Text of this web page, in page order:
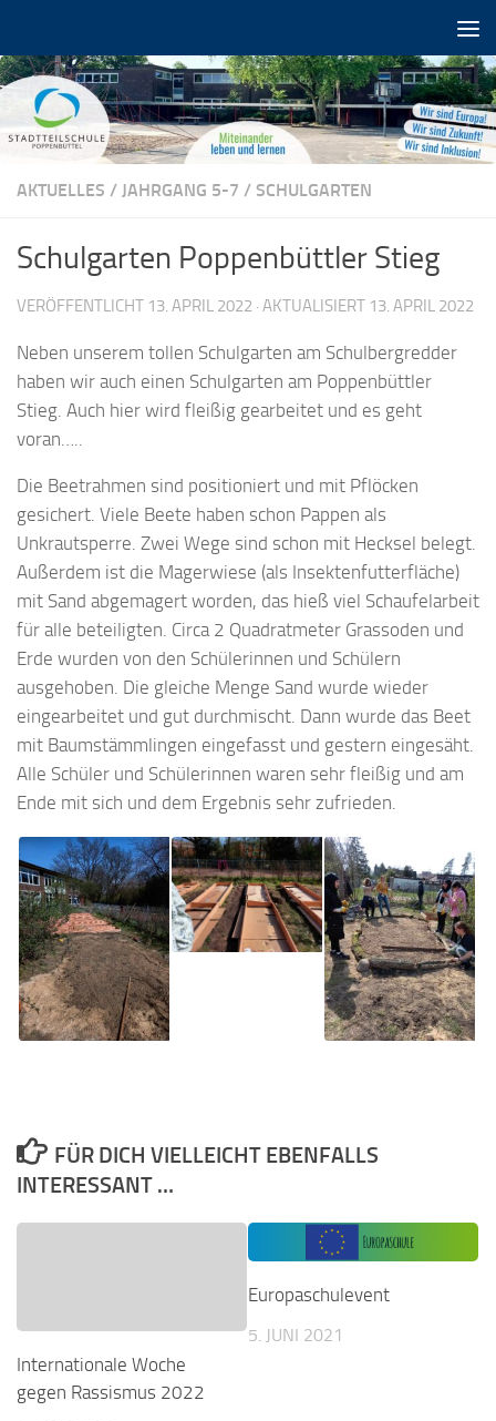
AKTUELLES / JAHRGANG 5-7 / SCHULGARTEN
Schulgarten Poppenbüttler Stieg
VERÖFFENTLICHT 13. APRIL 2022 · AKTUALISIERT 13. APRIL 2022
Neben unserem tollen Schulgarten am Schulbergredder
haben wir auch einen Schulgarten am Poppenbüttler
Stieg. Auch hier wird fleißig gearbeitet und es geht
voran…..
Die Beetrahmen sind positioniert und mit Pflöcken
gesichert. Viele Beete haben schon Pappen als
Unkrautsperre. Zwei Wege sind schon mit Hecksel belegt.
Außerdem ist die Magerwiese (als Insektenfutterfläche)
mit Sand abgemagert worden, das hieß viel Schaufelarbeit
für alle beteiligten. Circa 2 Quadratmeter Grassoden und
Erde wurden von den Schülerinnen und Schülern
ausgehoben. Die gleiche Menge Sand wurde wieder
eingearbeitet und gut durchmischt. Dann wurde das Beet
mit Baumstämmlingen eingefasst und gestern eingesäht.
Alle Schüler und Schülerinnen waren sehr fleißig und am
Ende mit sich und dem Ergebnis sehr zufrieden.
FÜR DICH VIELLEICHT EBENFALLS
INTERESSANT …
Internationale Woche
gegen Rassismus 2022
Europaschulevent
5. JUNI 2021